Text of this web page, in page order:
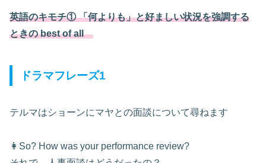
英語のキモチ① 「何よりも」と好ましい状況を強調する
ときの best of all
ドラマフレーズ1
テルマはショーンにマヤとの面談について尋ねます
👩So? How was your performance review?